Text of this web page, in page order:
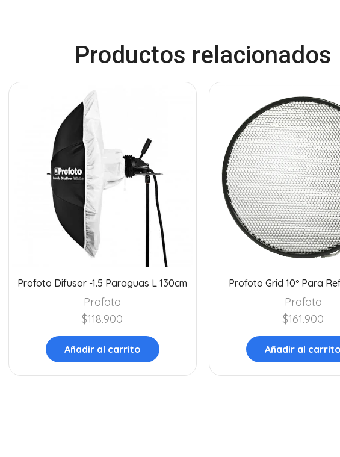
Productos relacionados
Profoto Difusor -1.5 Paraguas L 130cm
Profoto
$118.900
Añadir al carrito
Profoto Grid 10º Para
Profoto
$161.900
Añadir al carrito